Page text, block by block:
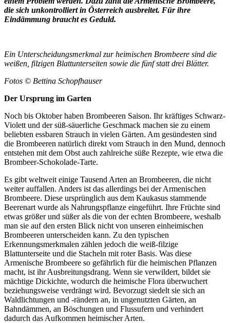
die sich unkontrolliert in Österreich ausbreitet. Für ihre
Eindämmung braucht es Geduld.
Ein Unterscheidungsmerkmal zur heimischen Brombeere sind die
weißen, filzigen Blattunterseiten sowie die fünf statt drei Blätter.
Fotos © Bettina Schopfhauser
Der Ursprung im Garten
Noch bis Oktober haben Brombeeren Saison. Ihr kräftiges Schwarz-
Violett und der süß-säuerliche Geschmack machen sie zu einem
beliebten essbaren Strauch in vielen Gärten. Am gesündesten sind
die Brombeeren natürlich direkt vom Strauch in den Mund, dennoch
entstehen mit dem Obst auch zahlreiche süße Rezepte, wie etwa die
Brombeer-Schokolade-Tarte.
Es gibt weltweit einige Tausend Arten an Brombeeren, die nicht
weiter auffallen. Anders ist das allerdings bei der Armenischen
Brombeere. Diese ursprünglich aus dem Kaukasus stammende
Beerenart wurde als Nahrungspflanze eingeführt. Ihre Früchte sind
etwas größer und süßer als die von der echten Brombeere, weshalb
man sie auf den ersten Blick nicht von unseren einheimischen
Brombeeren unterscheiden kann. Zu den typischen
Erkennungsmerkmalen zählen jedoch die weiß-filzige
Blattunterseite und die Stacheln mit roter Basis. Was diese
Armenische Brombeere so gefährlich für die heimischen Pflanzen
macht, ist ihr Ausbreitungsdrang. Wenn sie verwildert, bildet sie
mächtige Dickichte, wodurch die heimische Flora überwuchert
beziehungsweise verdrängt wird. Bevorzugt siedelt sie sich an
Waldlichtungen und -rändern an, in ungenutzten Gärten, an
Bahndämmen, an Böschungen und Flussufern und verhindert
dadurch das Aufkommen heimischer Arten.